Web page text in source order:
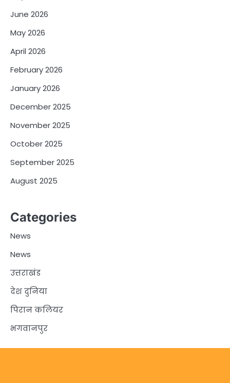
June 2026
May 2026
April 2026
February 2026
January 2026
December 2025
November 2025
October 2025
September 2025
August 2025
Categories
News
News
उत्तराखंड
देश दुनिया
पिरान कलियर
भगवानपुर